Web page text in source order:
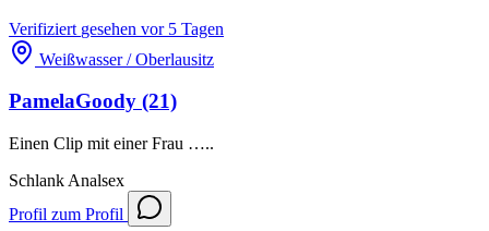
Verifiziert gesehen vor 5 Tagen
Weißwasser / Oberlausitz
PamelaGoody (21)
Einen Clip mit einer Frau …..
Schlank Analsex
Profil zum Profil